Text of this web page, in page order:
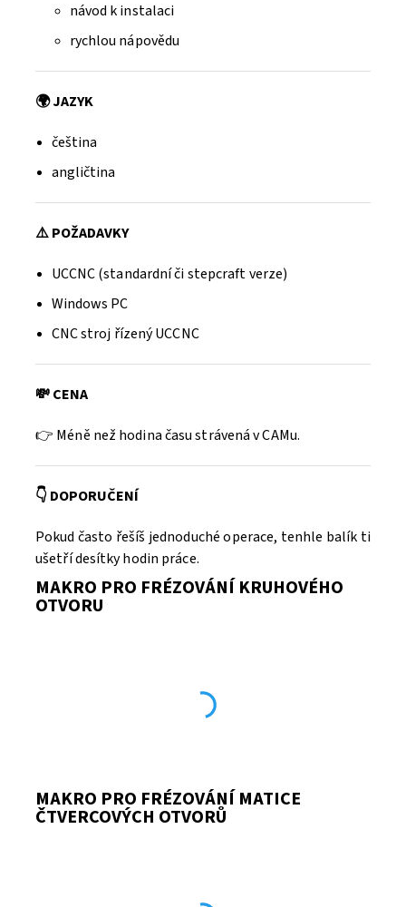
návod k instalaci
rychlou nápovědu
🌍 JAZYK
čeština
angličtina
⚠️ POŽADAVKY
UCCNC (standardní či stepcraft verze)
Windows PC
CNC stroj řízený UCCNC
💸 CENA
👉 Méně než hodina času strávená v CAMu.
👇 DOPORUČENÍ
Pokud často řešíš jednoduché operace, tenhle balík ti
ušetří desítky hodin práce.
MAKRO PRO FRÉZOVÁNÍ KRUHOVÉHO
OTVORU
MAKRO PRO FRÉZOVÁNÍ MATICE
ČTVERCOVÝCH OTVORŮ